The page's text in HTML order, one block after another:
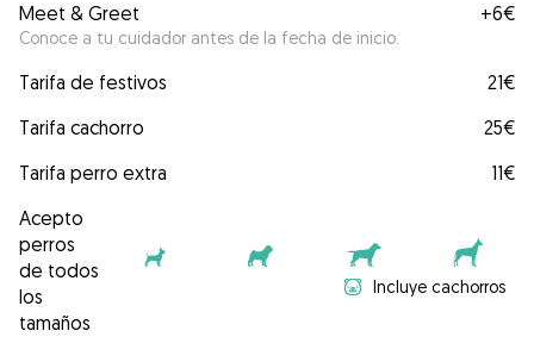
Meet & Greet
Conoce a tu cuidador antes de la fecha de inicio.
+6€
Tarifa de festivos
21€
Tarifa cachorro
25€
Tarifa perro extra
11€
Acepto
perros
de todos
los
tamaños
Incluye cachorros